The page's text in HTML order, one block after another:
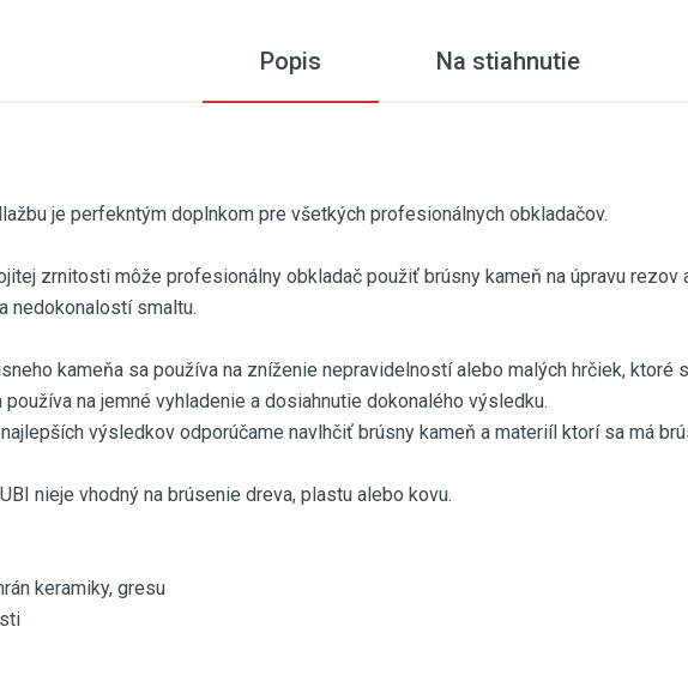
Popis Na stiahnutie
je perfekntým doplnkom pre všetkých profesionálnych obkladačov.
zrnitosti môže profesionálny obkladač použiť brúsny kameň na úpravu rezov
nedokonalostí smaltu.
kameňa sa používa na zníženie nepravidelností alebo malých hrčiek, ktoré
používa na jemné vyhladenie a dosiahnutie dokonalého výsledku.
výsledkov odporúčame navlhčiť brúsny kameň a materiíl ktorí sa má
nieje vhodný na brúsenie dreva, plastu alebo kovu.
keramiky, gresu